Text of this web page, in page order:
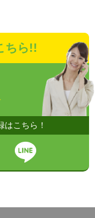
ちら!!
はこちら！